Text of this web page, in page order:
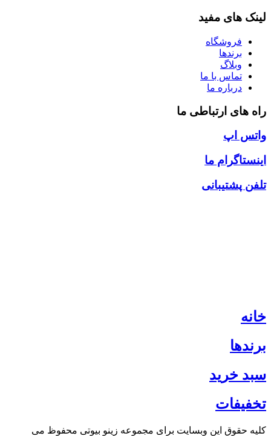
لینک های مفید
فروشگاه
برندها
وبلاگ
تماس با ما
درباره ما
راه های ارتباطی ما
واتس اپ
اینستاگرام ما
تلفن پشتیبانی
خانه
برندها
سبد خرید
تخفیفات
کلیه حقوق این وبسایت برای مجموعه زینو بیوتی محفوظ می